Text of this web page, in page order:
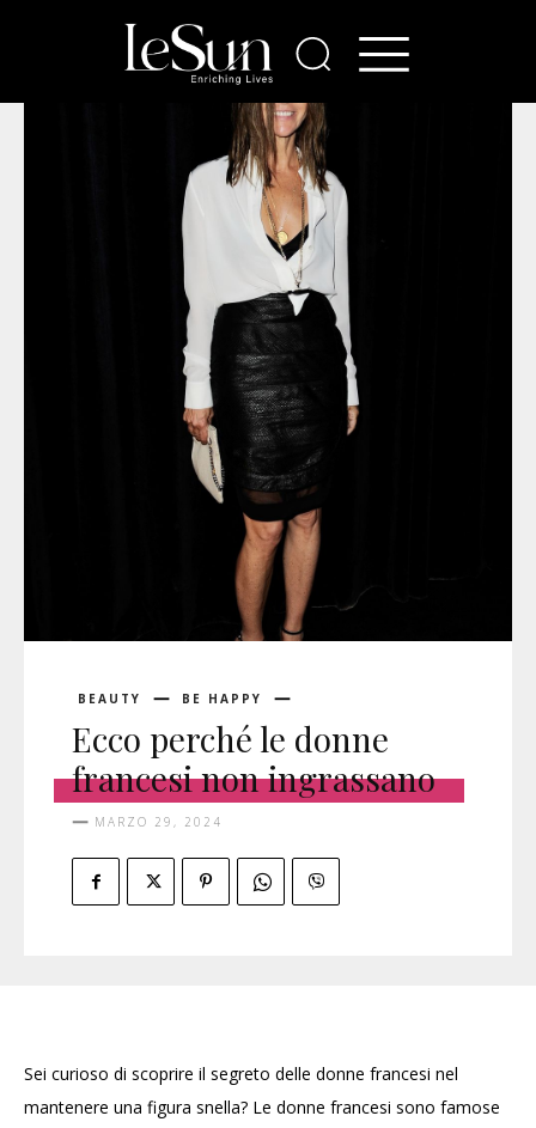
BEAUTY BE HAPPY
Ecco perché le donne
francesi non ingrassano
MARZO 29, 2024
Sei curioso di scoprire il segreto delle donne francesi nel
mantenere una figura snella? Le donne francesi sono famose